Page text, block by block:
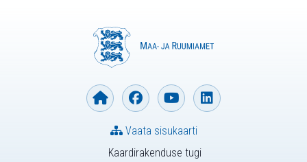
Kaardirakenduse tugi
Vaata sisukaarti